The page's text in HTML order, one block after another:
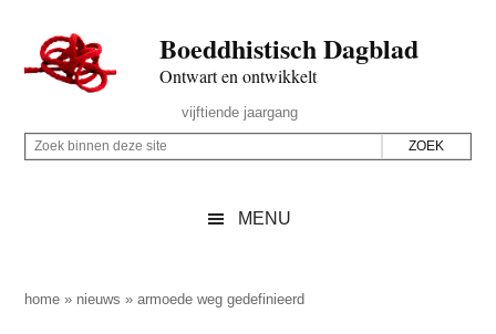
naar
de
inhoud
secondary
naar
de
sidebar
naar
de
Boeddhistisch Dagblad
Ontwart en ontwikkelt
Rechts
vijftiende jaargang
Z
p
Z
i
MENU
home » nieuws »armoede weg gedefinieerd